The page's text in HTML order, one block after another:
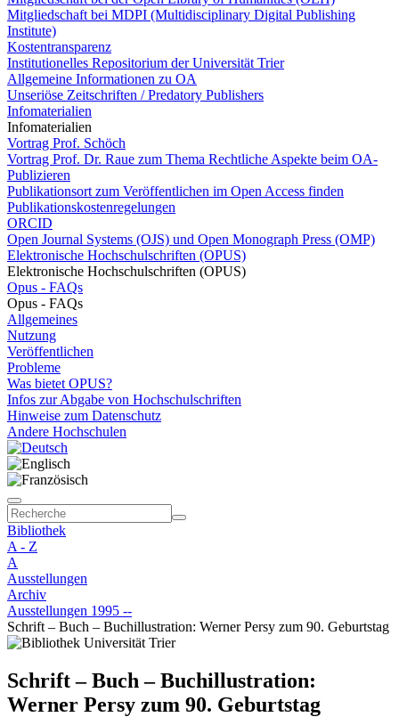
Mitgliedschaft bei MDPI (Multidisciplinary Digital Publishing
Institute)
Kostentransparenz
Institutionelles Repositorium der Universität Trier
Allgemeine Informationen zu OA
Unseriöse Zeitschriften / Predatory Publishers
Infomaterialien
Infomaterialien
Vortrag Prof. Schöch
Vortrag Prof. Dr. Raue zum Thema Rechtliche Aspekte beim OA-
Publizieren
Publikationsort zum Veröffentlichen im Open Access finden
Publikationskostenregelungen
ORCID
Open Journal Systems (OJS) und Open Monograph Press (OMP)
Elektronische Hochschulschriften (OPUS)
Elektronische Hochschulschriften (OPUS)
Opus - FAQs
Opus - FAQs
Allgemeines
Nutzung
Veröffentlichen
Probleme
Was bietet OPUS?
Infos zur Abgabe von Hochschulschriften
Hinweise zum Datenschutz
Andere Hochschulen
Bibliothek
A - Z
A
Ausstellungen
Archiv
Ausstellungen 1995 --
Schrift – Buch – Buchillustration: Werner Persy zum 90. Geburtstag
Schrift – Buch – Buchillustration:
Werner Persy zum 90. Geburtstag